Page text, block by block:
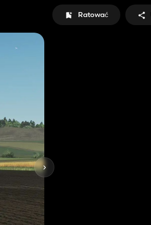
Ratować